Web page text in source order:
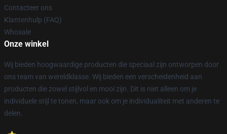
Contacteer ons
Klantenhulp (FAQ)
Whosale
Onze winkel
Wij bieden hoogwaardige producten die speciaal zijn ontworpen door
ons team van wereldklasse. Wij bieden een verscheidenheid aan
producten die zowel stijlvol en mooi zijn. Dit is niet alleen om je
individuele stijl te tonen, maar ook om je individualiteit met anderen te
delen.